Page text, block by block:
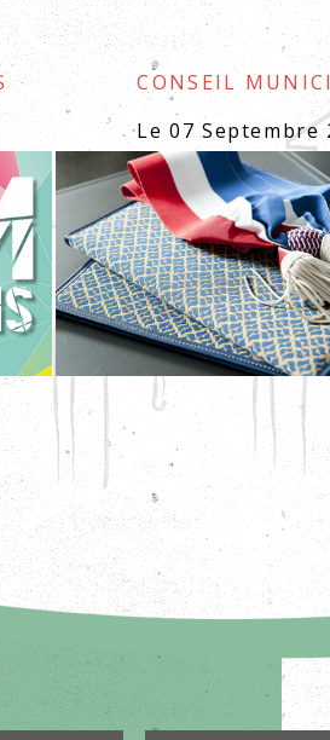
Conseil
Le 07 Septembre